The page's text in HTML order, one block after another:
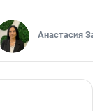
Анастасия